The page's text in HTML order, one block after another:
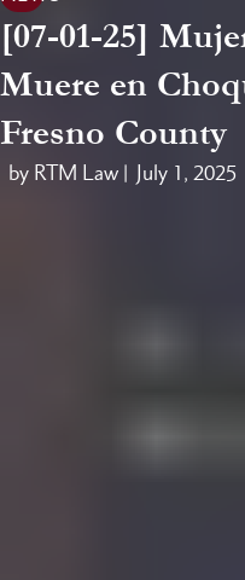
[07-01-25]
Muere en
Fresno County
by RTM Law | July 1, 2025